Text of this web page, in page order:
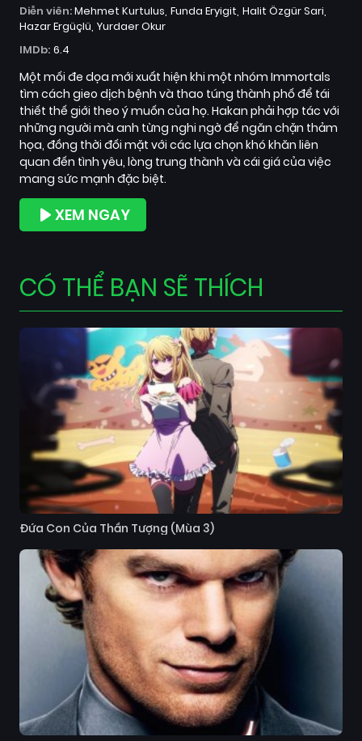
Diễn viên:Mehmet Kurtulus Funda Eryigit Halit Özgür Sari
Hazar Ergüçlü Yurdaer Okur
IMDb: 6.4
Một mối đe dọa mới xuất hiện khi một nhóm Immortals
tìm cách gieo dịch bệnh và thao túng thành phố để tái
thiết thế giới theo ý muốn của họ. Hakan phải hợp tác với
những người mà anh từng nghi ngờ để ngăn chặn thảm
họa, đồng thời đối mặt với các lựa chọn khó khăn liên
quan đến tình yêu, lòng trung thành và cái giá của việc
mang sức mạnh đặc biệt.
XEM NGAY
CÓ THỂ BẠN SẼ THÍCH
Đứa Con Của Thần Tượng (Mùa 3)